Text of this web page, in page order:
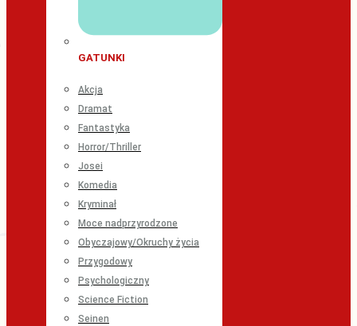
GATUNKI
Akcja
Dramat
Fantastyka
Horror/Thriller
Josei
Komedia
Kryminał
Moce nadprzyrodzone
Obyczajowy/Okruchy życia
Przygodowy
Psychologiczny
Science Fiction
Seinen